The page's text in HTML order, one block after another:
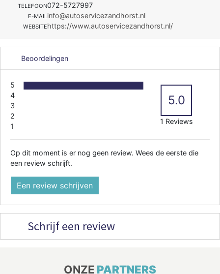
TELEFOON072-5727997
E-MAILinfo@autoservicezandhorst.nl
WEBSITEhttps://www.autoservicezandhorst.nl/
Beoordelingen
5
4
3
2
1
5.0
1 Reviews
Op dit moment is er nog geen review. Wees de eerste die
een review schrijft.
Een review schrijven
Schrijf een review
ONZE PARTNERS